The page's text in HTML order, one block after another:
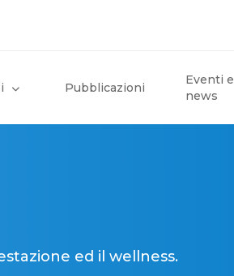
Pubblicazioni
Eventi e
news
ed il wellness.